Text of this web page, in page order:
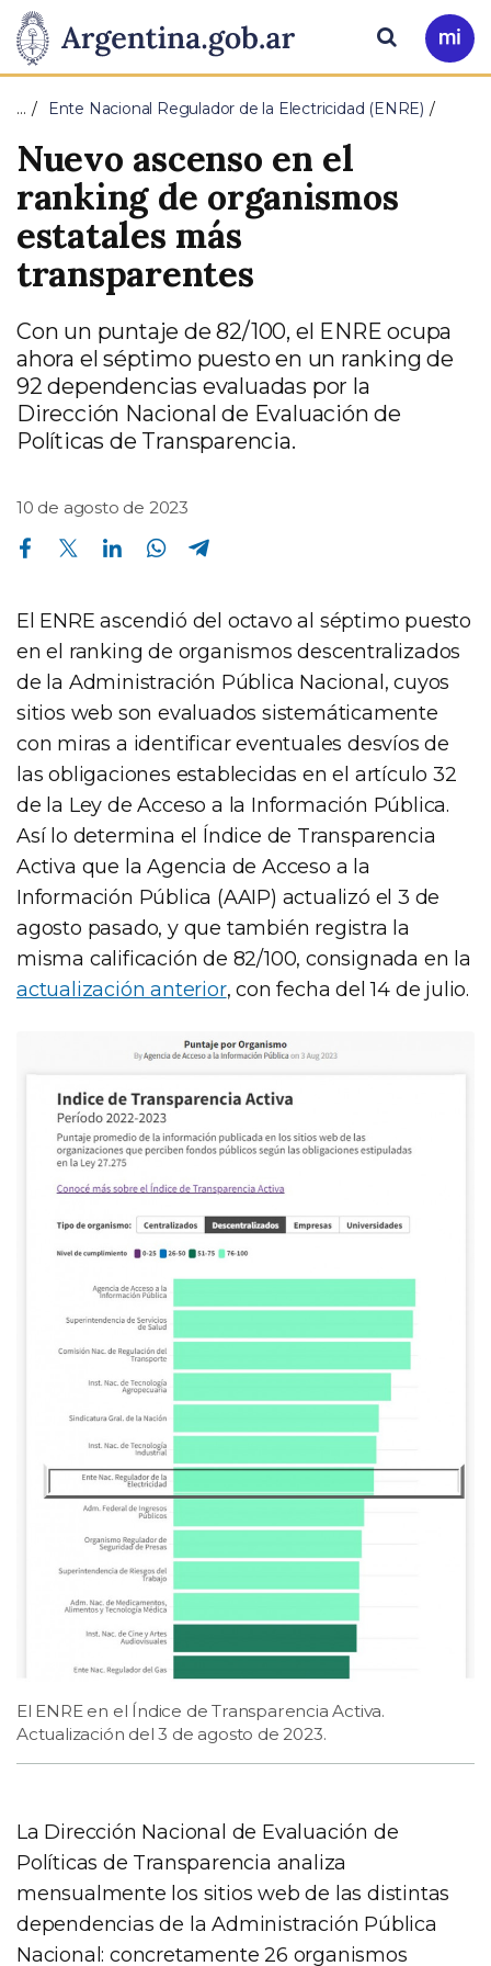
Presidencia
de
la
Nación
Pasar al contenido principal
Ir
a
Buscar
… Ente Nacional Regulador de la Electricidad (ENRE)
Nuevo ascenso en el
ranking de organismos
estatales más
transparentes
Con un puntaje de 82/100, el ENRE ocupa
ahora el séptimo puesto en un ranking de
92 dependencias evaluadas por la
Dirección Nacional de Evaluación de
Políticas de Transparencia.
10 de agosto de 2023
Compartir en Facebook Compartir en Twitter Compartir en Linkedin Compartir en Whatsapp
El ENRE ascendió del octavo al séptimo puesto
en el ranking de organismos descentralizados
de la Administración Pública Nacional, cuyos
sitios web son evaluados sistemáticamente
con miras a identificar eventuales desvíos de
las obligaciones establecidas en el artículo 32
de la Ley de Acceso a la Información Pública.
Así lo determina el Índice de Transparencia
Activa que la Agencia de Acceso a la
Información Pública (AAIP) actualizó el 3 de
agosto pasado, y que también registra la
misma calificación de 82/100, consignada en la
actualización anterior, con fecha del 14 de julio.
El ENRE en el Índice de Transparencia Activa.
Actualización del 3 de agosto de 2023.
La Dirección Nacional de Evaluación de
Políticas de Transparencia analiza
mensualmente los sitios web de las distintas
dependencias de la Administración Pública
Nacional: concretamente 26 organismos